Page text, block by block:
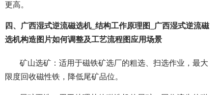
更高。
四、广西湿式逆流磁选机_结构工作原理图_广西湿式逆流磁
选机构造图片如何调整及工艺流程图应用场景
矿山选矿：适用于磁铁矿选厂的粗选、扫选作业，最大
限度回收磁性铁，降低尾矿品位。